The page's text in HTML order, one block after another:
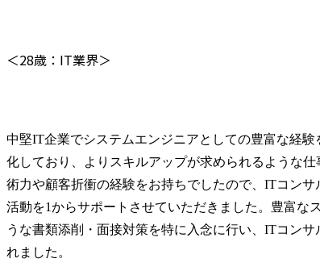
＜28歳：IT業界＞
中堅IT企業でシステムエンジニアとしての豊富な経
化しており、よりスキルアップが求められるような
術力や顧客折衝の経験をお持ちでしたので、ITコン
活動を1からサポートさせていただきました。豊富な
うな書類添削・面接対策を特に入念に行い、ITコン
れました。